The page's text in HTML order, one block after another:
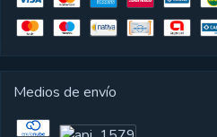
Medios de envío